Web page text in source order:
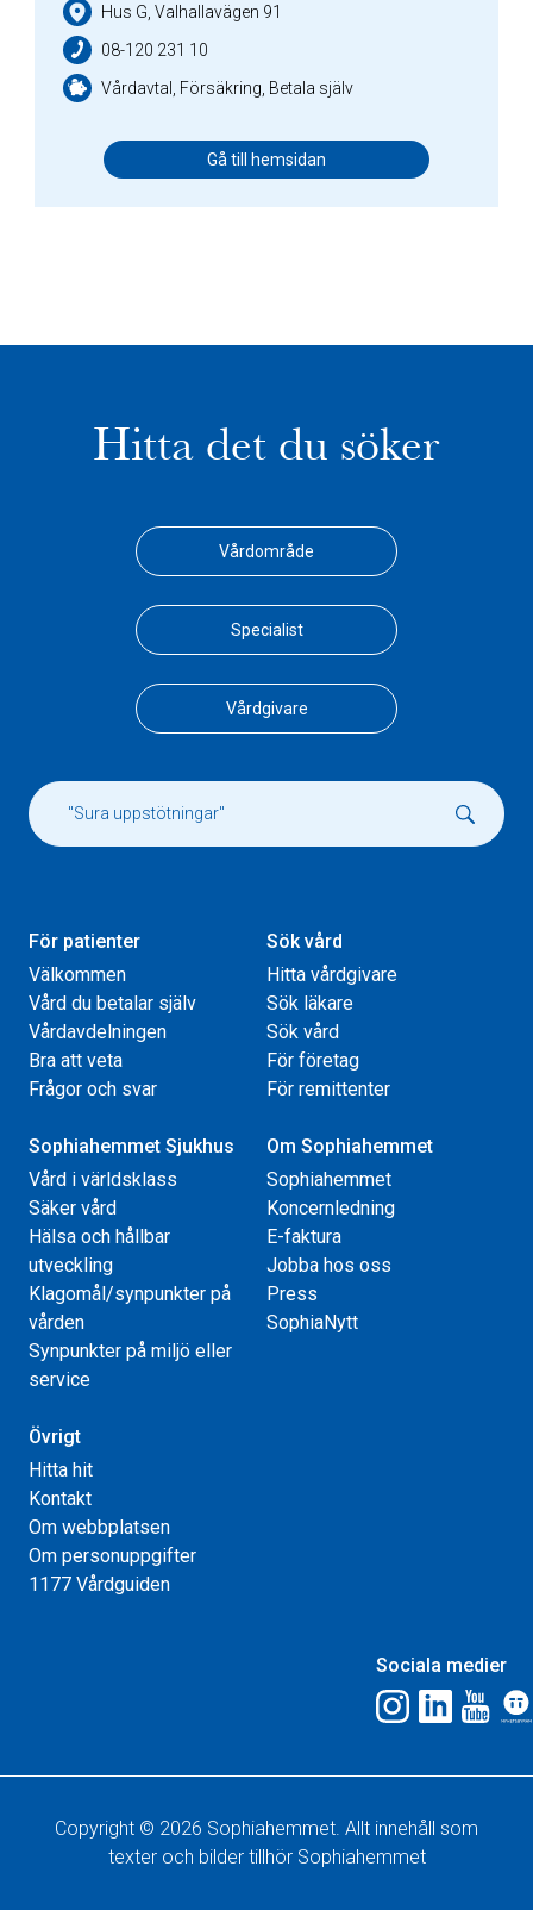
Hus G, Valhallavägen 91
08-120 231 10
Vårdavtal, Försäkring, Betala själv
Gå till hemsidan
Hitta det du söker
Vårdområde
Specialist
Vårdgivare
För patienter
Välkommen
Vård du betalar själv
Vårdavdelningen
Bra att veta
Frågor och svar
Sök vård
Hitta vårdgivare
Sök läkare
Sök vård
För företag
För remittenter
Sophiahemmet Sjukhus
Vård i världsklass
Säker vård
Hälsa och hållbar
utveckling
Klagomål/synpunkter på
vården
Synpunkter på miljö eller
service
Om Sophiahemmet
Sophiahemmet
Koncernledning
E-faktura
Jobba hos oss
Press
SophiaNytt
Övrigt
Hitta hit
Kontakt
Om webbplatsen
Om personuppgifter
1177 Vårdguiden
Sociala medier
Copyright © 2026 Sophiahemmet. Allt innehåll som
texter och bilder tillhör Sophiahemmet